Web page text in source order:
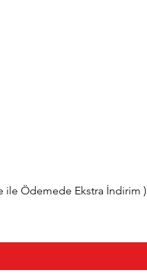
ile Ödemede Ekstra İndirim )